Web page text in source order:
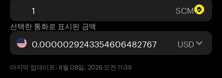
SCM
선택한 통화로 표시된 금액
USD
마지막 업데이트: 8월 08일, 2026 오전 11:39